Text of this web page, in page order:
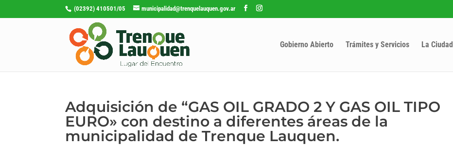
(02392) 410501/05 municipalidad@trenquelauquen.gov.ar
Gobierno Abierto Trámites y Servicios La Ciudad
Adquisición de “GAS OIL GRADO 2 Y GAS OIL TIPO
EURO» con destino a diferentes áreas de la
municipalidad de Trenque Lauquen.